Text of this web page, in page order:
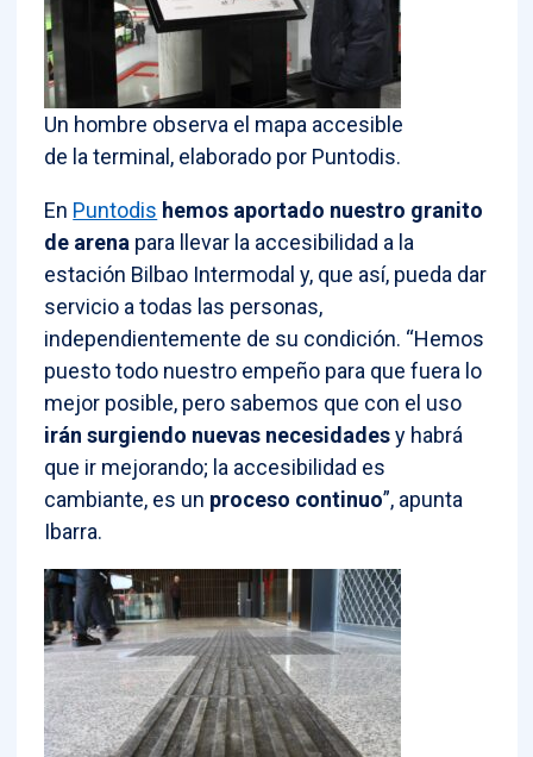
Un hombre observa el mapa accesible
de la terminal, elaborado por Puntodis.
En Puntodis hemos aportado nuestro granito
de arena para llevar la accesibilidad a la
estación Bilbao Intermodal y, que así, pueda dar
servicio a todas las personas,
independientemente de su condición. “Hemos
puesto todo nuestro empeño para que fuera lo
mejor posible, pero sabemos que con el uso
irán surgiendo nuevas necesidadesy habrá
que ir mejorando; la accesibilidad es
cambiante, es un proceso continuo”, apunta
Ibarra.